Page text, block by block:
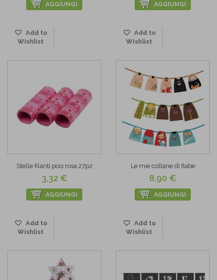
AGGIUNGI
Add to
Wishlist
AGGIUNGI
Add to
Wishlist
Stelle filanti pois rosa 27pz
3,32 €
AGGIUNGI
Add to
Wishlist
Le mie collane di fiabe
8,90 €
AGGIUNGI
Add to
Wishlist